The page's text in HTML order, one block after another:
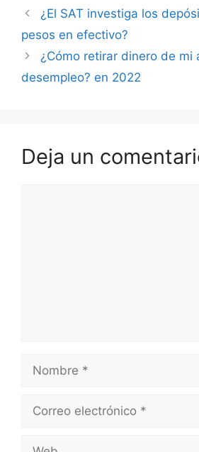
¿El SAT investiga los
pesos en efectivo?
¿Cómo retirar dinero de mi
desempleo? en 2022
Deja un
electrónico